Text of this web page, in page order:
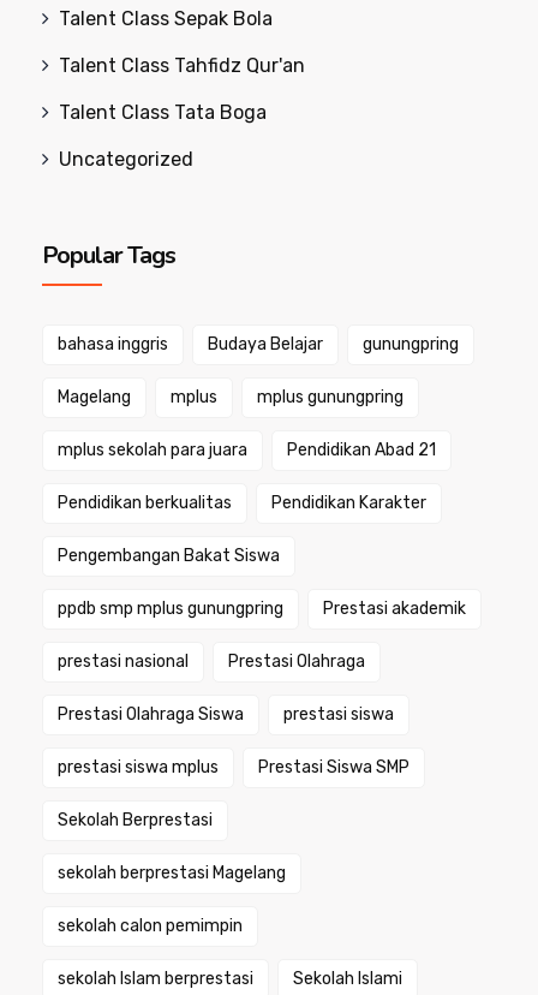
Talent Class Sepak Bola
Talent Class Tahfidz Qur'an
Talent Class Tata Boga
Uncategorized
Popular Tags
bahasa inggris Budaya Belajar gunungpring
Magelang mplus mplus gunungpring
mplus sekolah para juara Pendidikan Abad 21
Pendidikan berkualitas Pendidikan Karakter
Pengembangan Bakat Siswa
ppdb smp mplus gunungpring Prestasi akademik
prestasi nasional Prestasi Olahraga
Prestasi Olahraga Siswa prestasi siswa
prestasi siswa mplus Prestasi Siswa SMP
Sekolah Berprestasi
sekolah berprestasi Magelang
sekolah calon pemimpin
sekolah Islam berprestasi Sekolah Islami